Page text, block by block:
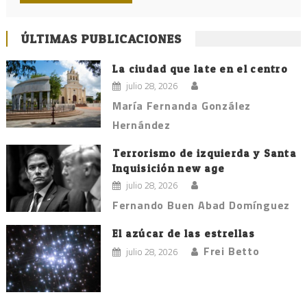
ÚLTIMAS PUBLICACIONES
La ciudad que late en el centro
julio 28, 2026
María Fernanda González
Hernández
Terrorismo de izquierda y Santa
Inquisición new age
julio 28, 2026
Fernando Buen Abad Domínguez
El azúcar de las estrellas
julio 28, 2026 Frei Betto